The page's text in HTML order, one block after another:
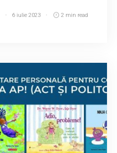
6 iulie 2023 2 min read